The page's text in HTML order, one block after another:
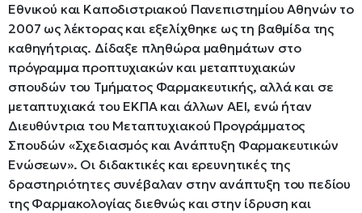
Εθνικού και Καποδιστριακού Πανεπιστημίου Αθηνών το
2007 ως λέκτορας και εξελίχθηκε ως τη βαθμίδα της
καθηγήτριας. Δίδαξε πληθώρα μαθημάτων στο
πρόγραμμα προπτυχιακών και μεταπτυχιακών
σπουδών του Τμήματος Φαρμακευτικής, αλλά και σε
μεταπτυχιακά του ΕΚΠΑ και άλλων ΑΕΙ, ενώ ήταν
Διευθύντρια του Μεταπτυχιακού Προγράμματος
Σπουδών «Σχεδιασμός και Ανάπτυξη Φαρμακευτικών
Ενώσεων». Οι διδακτικές και ερευνητικές της
δραστηριότητες συνέβαλαν στην ανάπτυξη του πεδίου
της Φαρμακολογίας διεθνώς και στην ίδρυση και